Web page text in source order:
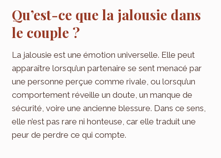
Qu’est-ce que la jalousie dans
le couple ?
La jalousie est une émotion universelle. Elle peut
apparaître lorsqu’un partenaire se sent menacé par
une personne perçue comme rivale, ou lorsqu’un
comportement réveille un doute, un manque de
sécurité, voire une ancienne blessure. Dans ce sens,
elle n’est pas rare ni honteuse, car elle traduit une
peur de perdre ce qui compte.